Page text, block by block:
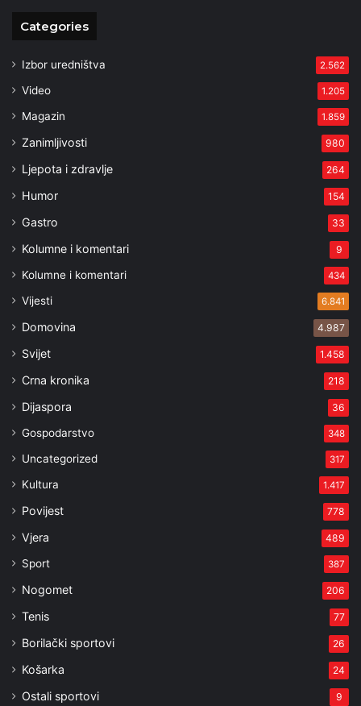
Categories
Izbor uredništva 2.562
Video 1.205
Magazin 1.859
Zanimljivosti 980
Ljepota i zdravlje 264
Humor 154
Gastro 33
Kolumne i komentari 9
Kolumne i komentari 434
Vijesti 6.841
Domovina 4.987
Svijet 1.458
Crna kronika 218
Dijaspora 36
Gospodarstvo 348
Uncategorized 317
Kultura 1.417
Povijest 778
Vjera 489
Sport 387
Nogomet 206
Tenis 77
Borilački sportovi 26
Košarka 24
Ostali sportovi 9